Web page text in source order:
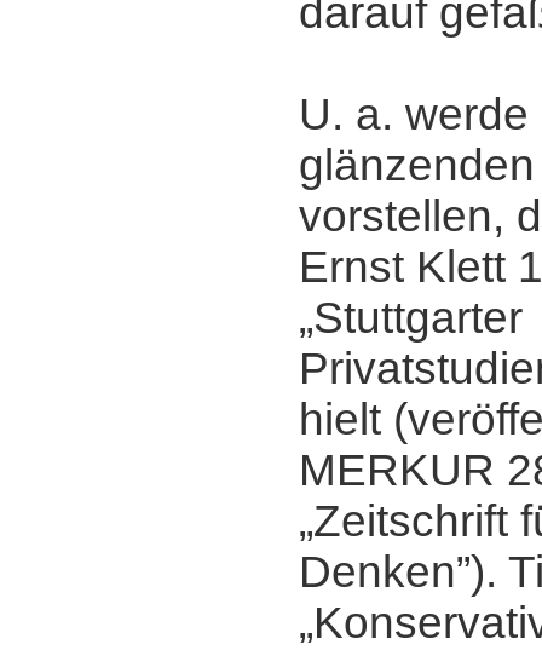
darauf
U. a.
vorstellen,
Ernst Klett
„Stuttgarter
hielt
MERKUR
„Zeitschrift
Denken”).